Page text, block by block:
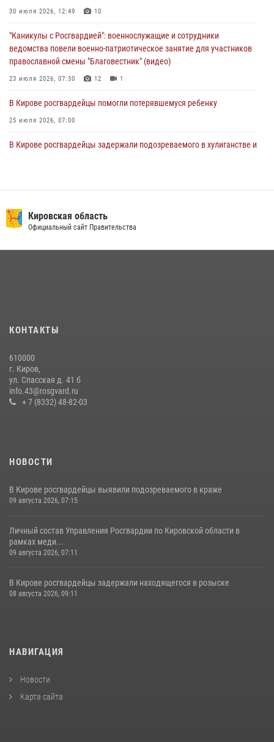
В Кирове росгвардейцы задержали подозреваемую в сбыте
04 августа 2026, 09:30
30 июля 2026, 12:49 10
"Каникулы с Росгвардией": военнослужащие и сотрудники
ведомства повели военно-патриотическое занятие для участников
православной смены "Благовестник" (видео)
23 июля 2026, 07:30 12 1
В Кирове росгвардейцы помогли потерявшемуся ребенку
25 июля 2026, 07:00
В Кирове росгвардейцы задержали подозреваемого в хулиганстве и
вневедомственную охрану и поступления в ведомственные вузы
22 июля 2026, 14:51 1 2
В Кирове и Кирово-Чепецке росгвардейцы задержали
подозреваемых в хулиганстве
19 июля 2026, 07:00
Кировская область
Официальный сайт Правительства
КОНТАКТЫ
610000
г. Киров,
ул. Спасская д. 41 б
info.43@rosgvard.ru
+ 7 (8332) 48-82-03
НОВОСТИ
В Кирове росгвардейцы выявили подозреваемого в краже
09 августа 2026, 07:15
Личный состав Управления Росгвардии по Кировской области в
рамках меди...
09 августа 2026, 07:11
В Кирове росгвардейцы задержали находящегося в розыске
08 августа 2026, 09:11
НАВИГАЦИЯ
Новости
Карта сайта